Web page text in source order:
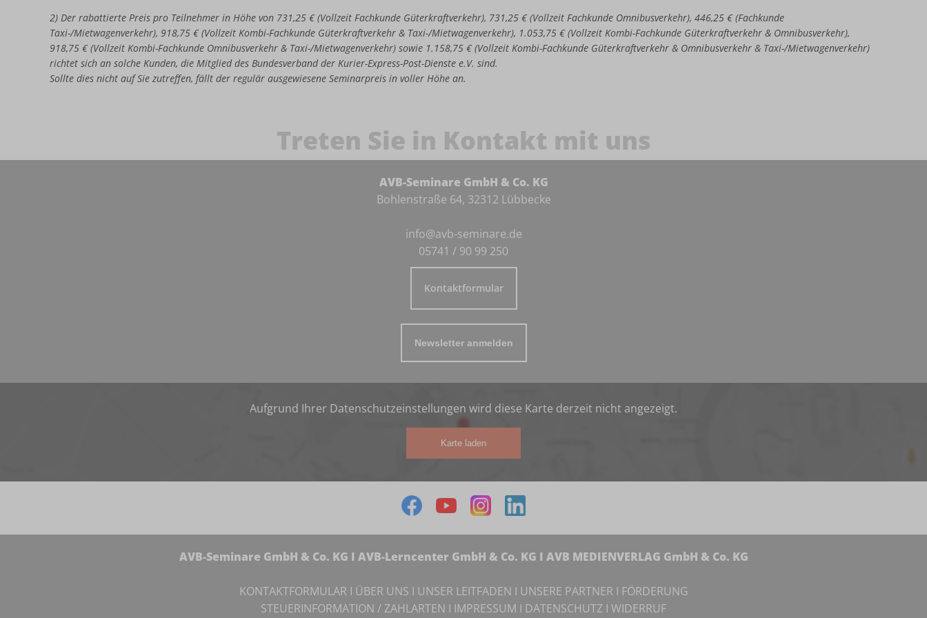
2) Der rabattierte Preis pro Teilnehmer in Höhe von 731,25 € (Vollzeit Fachkunde Güterkraftverkehr), 731,25 € (Vollzeit Fachkunde Omnibusverkehr), 446,25 € (Fachkunde
Taxi-/Mietwagenverkehr), 918,75 € (Vollzeit Kombi-Fachkunde Güterkraftverkehr & Taxi-/Mietwagenverkehr), 1.053,75 € (Vollzeit Kombi-Fachkunde Güterkraftverkehr & Omnibusverkehr),
918,75 € (Vollzeit Kombi-Fachkunde Omnibusverkehr & Taxi-/Mietwagenverkehr) sowie 1.158,75 € (Vollzeit Kombi-Fachkunde Güterkraftverkehr & Omnibusverkehr & Taxi-/Mietwagenverkehr)
richtet sich an solche Kunden, die Mitglied des Bundesverband der Kurier-Express-Post-Dienste e.V. sind.
Sollte dies nicht auf Sie zutreffen, fällt der regulär ausgewiesene Seminarpreis in voller Höhe an.
Treten Sie in Kontakt mit uns
AVB-Seminare GmbH & Co. KG
Bohlenstraße 64, 32312 Lübbecke
info@avb-seminare.de
05741 / 90 99 250
Kontaktformular
Newsletter anmelden
Aufgrund Ihrer Datenschutzeinstellungen wird diese Karte derzeit nicht angezeigt.
Karte laden
AVB-Seminare GmbH & Co. KG I AVB-Lerncenter GmbH & Co. KG I AVB MEDIENVERLAG GmbH & Co. KG
KONTAKTFORMULAR I ÜBER UNS I UNSER LEITFADEN I UNSERE PARTNER I FÖRDERUNG
STEUERINFORMATION / ZAHLARTEN I IMPRESSUM I DATENSCHUTZ I WIDERRUF